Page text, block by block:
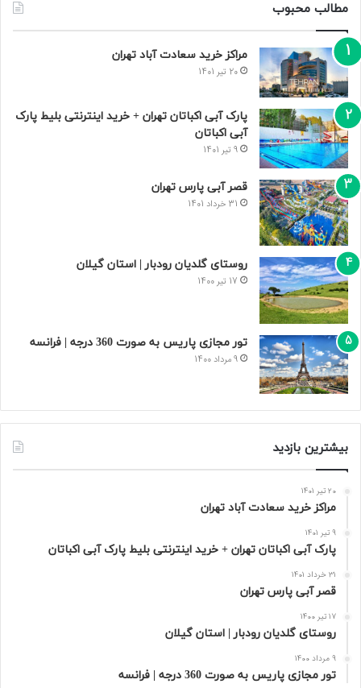
مطالب محبوب
مراکز خرید سعادت‌ آباد تهران
20 تیر 1401
پارک آبی اکباتان تهران + خرید اینترنتی بلیط پارک
آبی اکباتان
9 تیر 1401
قصر آبی پارس تهران
31 خرداد 1401
روستای گلدیان رودبار | استان گیلان
17 تیر 1400
تور مجازی پاریس به صورت 360 درجه | فرانسه
9 مرداد 1400
بیشترین بازدید
20 تیر 1401
مراکز خرید سعادت‌ آباد تهران
9 تیر 1401
پارک آبی اکباتان تهران + خرید اینترنتی بلیط پارک آبی اکباتان
31 خرداد 1401
قصر آبی پارس تهران
17 تیر 1400
روستای گلدیان رودبار | استان گیلان
9 مرداد 1400
تور مجازی پاریس به صورت 360 درجه | فرانسه